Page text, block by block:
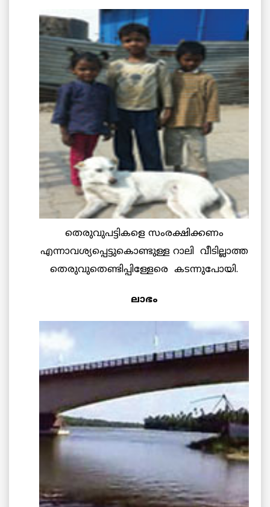
തെരുവുപട്ടികളെ സംരക്ഷിക്കണം
എന്നാവശ്യപ്പെട്ടുകൊണ്ടുള്ള റാലി വീടില്ലാത്ത
തെരുവുതെണ്ടിപ്പിള്ളേരെ കടന്നുപോയി.
ലാഭം